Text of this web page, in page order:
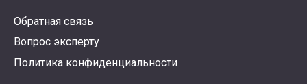
Обратная связь
Вопрос эксперту
Политика конфиденциальности